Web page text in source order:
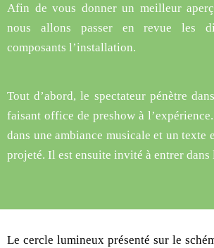
Afin de vous donner un meilleur
nous allons passer en revue les
composants l’installation.
Tout d’abord, le spectateur pénètre
faisant office de preshow à
dans une ambiance musicale et un texte
projeté. Il est ensuite invité à entrer
Le cercle lumineux présenté sur le